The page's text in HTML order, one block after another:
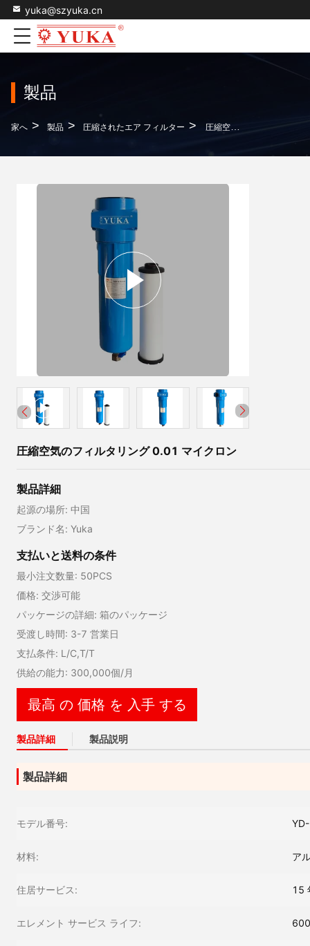
yuka@szyuka.cn
製品
家へ > 製品 > 圧縮されたエア フィルター > 圧縮空気のフィルタリング 0.01 マイクロン
圧縮空気のフィルタリング 0.01 マイクロン
製品詳細
起源の場所: 中国
ブランド名: Yuka
支払いと送料の条件
最小注文数量: 50PCS
価格: 交渉可能
パッケージの詳細: 箱のパッケージ
受渡し時間: 3-7 営業日
支払条件: L/C,T/T
供給の能力: 300,000個/月
最高 の 価格 を 入手 する
製品詳細 製品説明
製品詳細
モデル番号:
材料: ア
住居サービス: 15
エレメント サービス ライフ: